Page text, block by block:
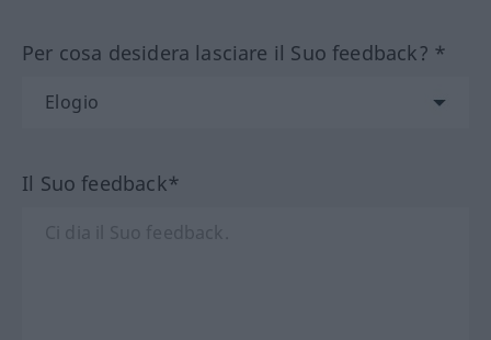
Per cosa desidera lasciare il Suo feedback? *
Il Suo feedback*